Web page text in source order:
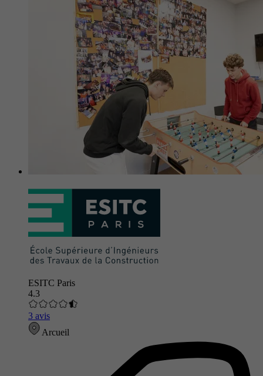
ESITC Paris
4.3
3 avis
Arcueil